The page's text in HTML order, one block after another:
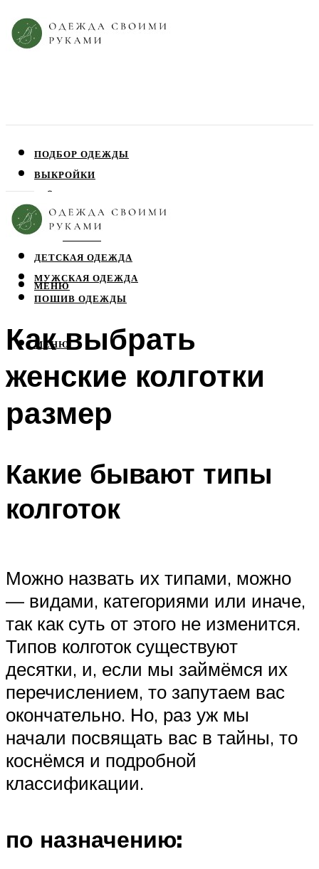
ПОДБОР ОДЕЖДЫ
ВЫКРОЙКИ
ЮБКИ
ДЕТСКАЯ ОДЕЖДА
МУЖСКАЯ ОДЕЖДА
ПОШИВ ОДЕЖДЫ
МЕНЮ
МЕНЮ
Как выбрать
женские колготки
размер
Какие бывают типы
колготок
Можно назвать их типами, можно
— видами, категориями или иначе,
так как суть от этого не изменится.
Типов колготок существуют
десятки, и, если мы займёмся их
перечислением, то запутаем вас
окончательно. Но, раз уж мы
начали посвящать вас в тайны, то
коснёмся и подробной
классификации.
по назначению: